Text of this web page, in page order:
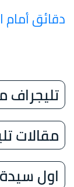
دقائق أمام
تليجراف
مقالات
اول